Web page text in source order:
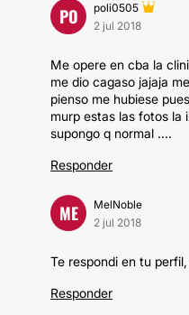
PO
poli0505
2 jul 2018
Me opere en cba la
me dio cagaso jajaja
pienso me hubiese
murp estas las fotos la
supongo q normal ....
Responder
ME
MelNoble
2 jul 2018
Te respondi en tu
Responder